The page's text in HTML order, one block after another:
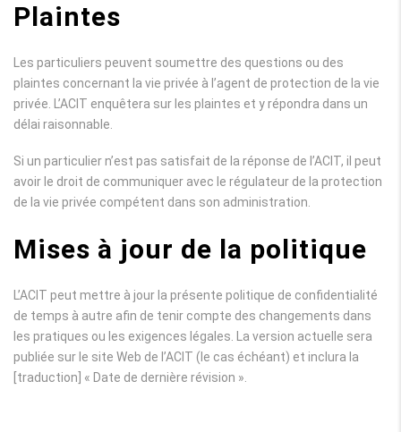
Plaintes
Les particuliers peuvent soumettre des questions ou des
plaintes concernant la vie privée à l’agent de protection de la vie
privée. L’ACIT enquêtera sur les plaintes et y répondra dans un
délai raisonnable.
Si un particulier n’est pas satisfait de la réponse de l’ACIT, il peut
avoir le droit de communiquer avec le régulateur de la protection
de la vie privée compétent dans son administration.
Mises à jour de la politique
L’ACIT peut mettre à jour la présente politique de confidentialité
de temps à autre afin de tenir compte des changements dans
les pratiques ou les exigences légales. La version actuelle sera
publiée sur le site Web de l’ACIT (le cas échéant) et inclura la
[traduction] « Date de dernière révision ».